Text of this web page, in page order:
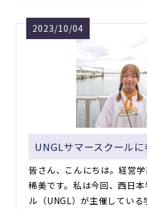
2023/10/04
UNGLサマースクールに
皆さん、こんにちは。経営
稀美です。私は今回、西日
ル（UNGL）が主催している